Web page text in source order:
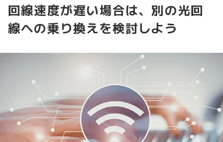
回線速度が遅い場合は、別の光回
線への乗り換えを検討しよう